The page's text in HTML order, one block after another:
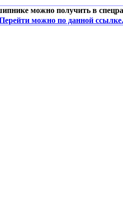
можно получить в
можно по данной ссылке.